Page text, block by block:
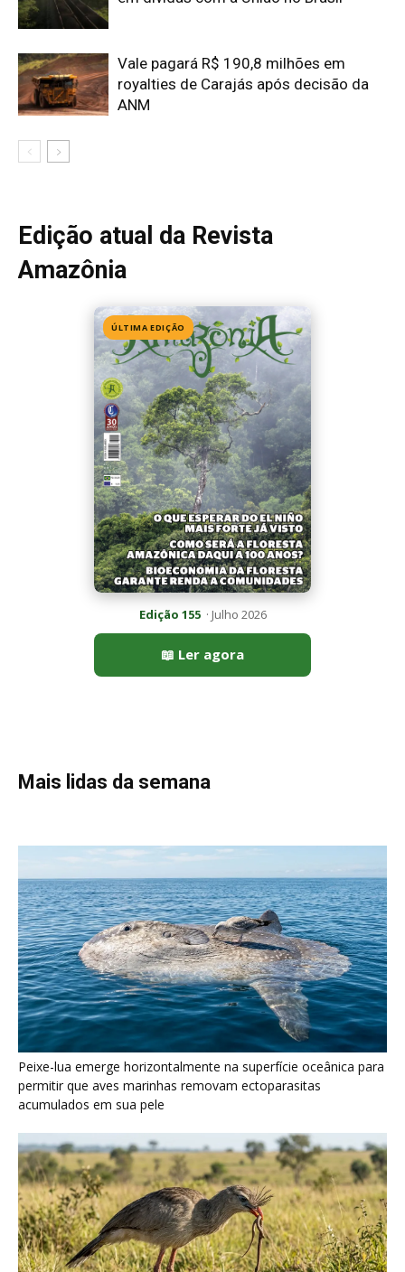
Edição 155· Julho 2026
📖 Ler agora
Mais lidas da semana
Peixe-lua emerge horizontalmente na superfície oceânica para
permitir que aves marinhas removam ectoparasitas
Seriema utiliza pernas longas e arremessa serpentes contra
rochas para subjugar presas peçonhentas nos campos